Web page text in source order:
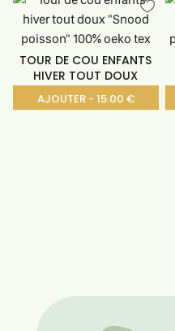
TOUR DE COU ENFANTS
HIVER TOUT DOUX
"SNOOD
AJOUTER - 15.00 €